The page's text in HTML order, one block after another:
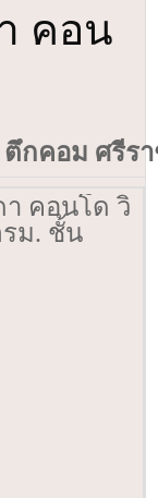
คอน
ตึกคอม ศรีร
า คอนโด วิ
รม. ชั้น